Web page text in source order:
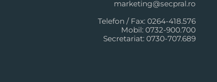
marketing@secpral.ro
Telefon / Fax: 0264-418.576
Mobil: 0732-900.700
Secretariat: 0730-707.689